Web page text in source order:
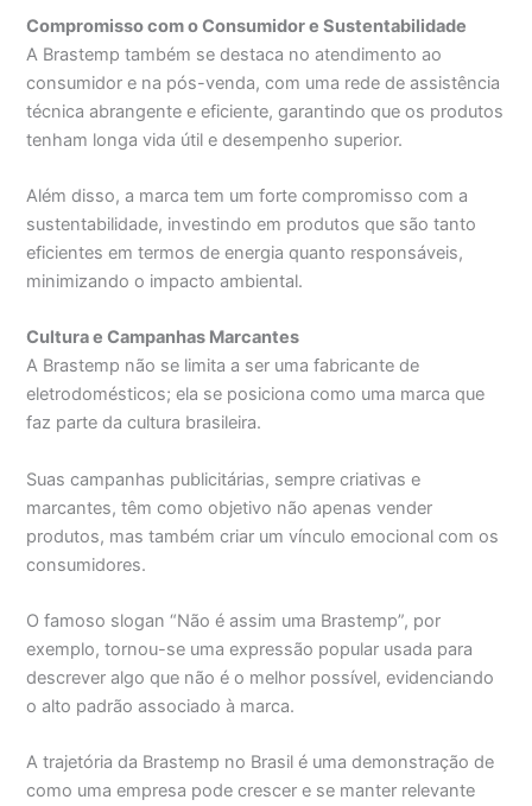
Compromisso com o Consumidor e Sustentabilidade
A Brastemp também se destaca no atendimento ao
consumidor e na pós-venda, com uma rede de assistência
técnica abrangente e eficiente, garantindo que os produtos
tenham longa vida útil e desempenho superior.
Além disso, a marca tem um forte compromisso com a
sustentabilidade, investindo em produtos que são tanto
eficientes em termos de energia quanto responsáveis,
minimizando o impacto ambiental.
Cultura e Campanhas Marcantes
A Brastemp não se limita a ser uma fabricante de
eletrodomésticos; ela se posiciona como uma marca que
faz parte da cultura brasileira.
Suas campanhas publicitárias, sempre criativas e
marcantes, têm como objetivo não apenas vender
produtos, mas também criar um vínculo emocional com os
consumidores.
O famoso slogan “Não é assim uma Brastemp”, por
exemplo, tornou-se uma expressão popular usada para
descrever algo que não é o melhor possível, evidenciando
o alto padrão associado à marca.
A trajetória da Brastemp no Brasil é uma demonstração de
como uma empresa pode crescer e se manter relevante